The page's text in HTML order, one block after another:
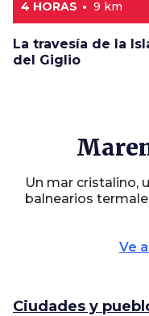
4 HORAS 9 km
La travesía de la
del Giglio
Un mar cristalino,
balnearios
Ve
Ciudades y